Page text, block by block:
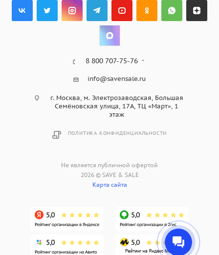
8 800 707-75-76
info@savensale.ru
г. Москва, м. Электрозаводская, Большая
Семёновская улица, 17А, ТЦ «Март», 1
этаж
ПОЛИТИКА КОНФИДЕНЦИАЛЬНОСТИ
Не является публичной офертой
2026 © SAVE & SALE
Карта сайта